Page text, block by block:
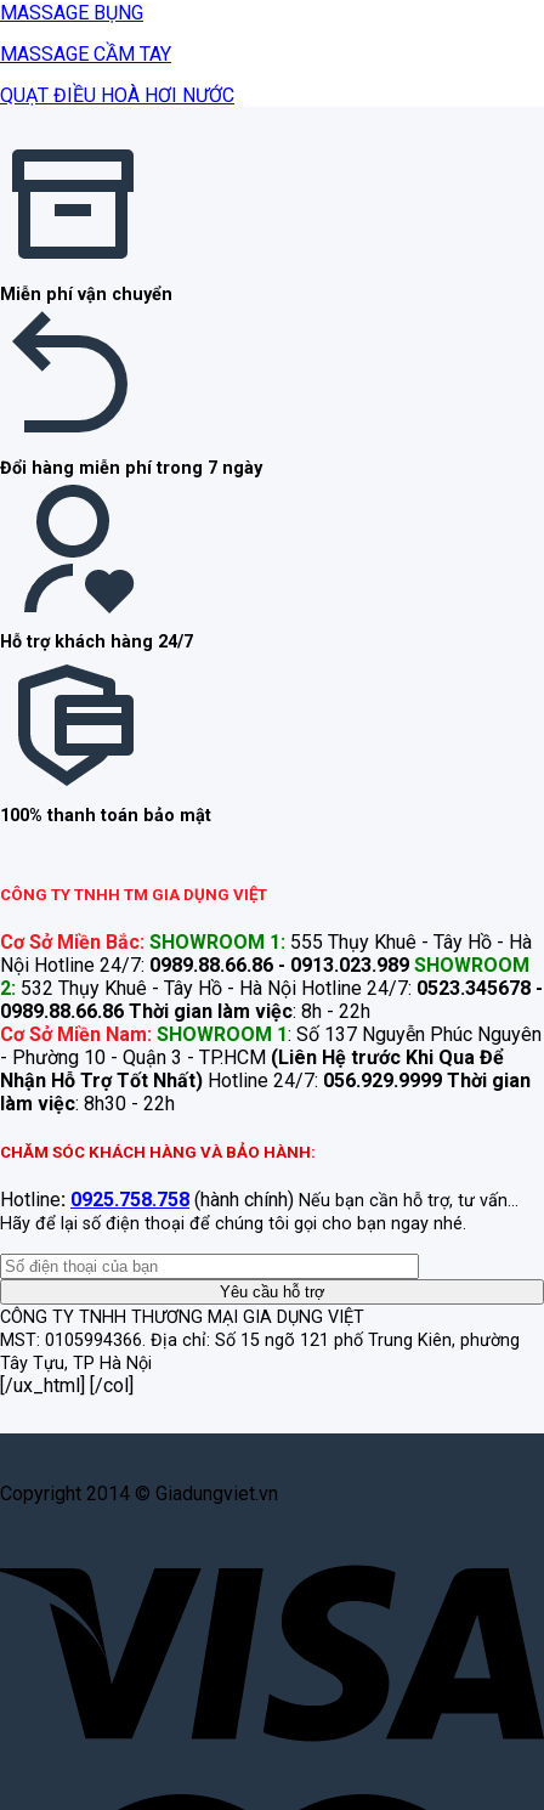
MASSAGE BỤNG
MASSAGE CẦM TAY
QUẠT ĐIỀU HOÀ HƠI NƯỚC
Miễn phí vận chuyển
Đổi hàng miễn phí trong 7 ngày
Hỗ trợ khách hàng 24/7
100% thanh toán bảo mật
CÔNG TY TNHH TM GIA DỤNG VIỆT
Cơ Sở Miền Bắc: SHOWROOM 1: 555 Thụy Khuê - Tây Hồ - Hà
Nội Hotline 24/7: 0989.88.66.86 - 0913.023.989 SHOWROOM
2: 532 Thụy Khuê - Tây Hồ - Hà Nội Hotline 24/7: 0523.345678 -
0989.88.66.86 Thời gian làm việc: 8h - 22h
Cơ Sở Miền Nam: SHOWROOM 1: Số 137 Nguyễn Phúc Nguyên
- Phường 10 - Quận 3 - TP.HCM (Liên Hệ trước Khi Qua Để
Nhận Hỗ Trợ Tốt Nhất) Hotline 24/7: 056.929.9999 Thời gian
làm việc: 8h30 - 22h
CHĂM SÓC KHÁCH HÀNG VÀ BẢO HÀNH:
Hotline: 0925.758.758 (hành chính) Nếu bạn cần hỗ trợ, tư vấn...
Hãy để lại số điện thoại để chúng tôi gọi cho bạn ngay nhé.
CÔNG TY TNHH THƯƠNG MẠI GIA DỤNG VIỆT
MST: 0105994366. Địa chỉ: Số 15 ngõ 121 phố Trung Kiên, phường
Tây Tựu, TP Hà Nội
[/ux_html] [/col]
Copyright 2014 © Giadungviet.vn